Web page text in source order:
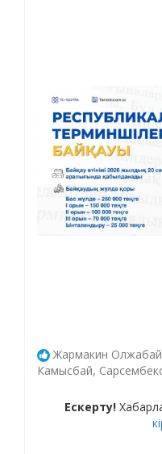
Жармакин Олжабай
Камысбай,
Ескерту!